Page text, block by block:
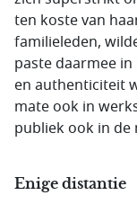
ten koste van
familieleden,
paste daarmee
en authenticiteit
mate ook in
publiek ook in
Enige distantie